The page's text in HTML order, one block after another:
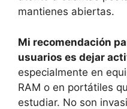
mantienes abiertas.
Mi recomendación
usuarios es dejar
especialmente en
RAM o en portátiles
estudiar. No son